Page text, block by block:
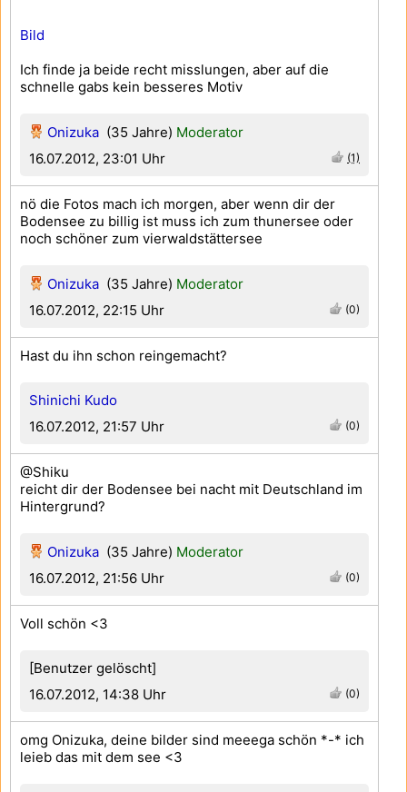
Onizuka (35 Jahre) Moderator
16.07.2012, 23:01 Uhr
(1)
Bild
Ich finde ja beide recht misslungen, aber auf die
schnelle gabs kein besseres Motiv
Onizuka (35 Jahre) Moderator
16.07.2012, 22:15 Uhr
(0)
nö die Fotos mach ich morgen, aber wenn dir der
Bodensee zu billig ist muss ich zum thunersee oder
noch schöner zum vierwaldstättersee
Shinichi Kudo
16.07.2012, 21:57 Uhr
(0)
Hast du ihn schon reingemacht?
Onizuka (35 Jahre) Moderator
16.07.2012, 21:56 Uhr
(0)
@Shiku
reicht dir der Bodensee bei nacht mit Deutschland im
Hintergrund?
[Benutzer gelöscht]
16.07.2012, 14:38 Uhr
(0)
Voll schön <3
omg Onizuka, deine bilder sind meeega schön *-* ich
leieb das mit dem see <3